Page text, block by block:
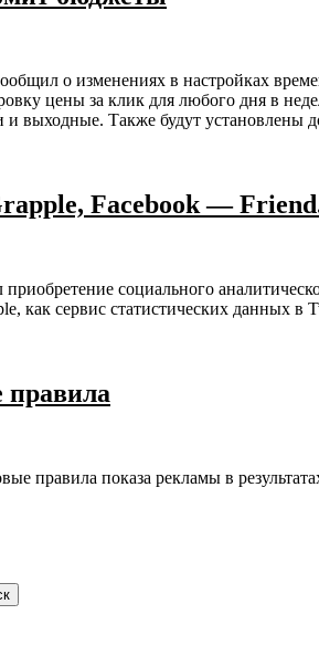
о изменениях в настройках
цены за клик для любого дня в
выходные. Также будут установлены
Facebook —
социального
как сервис статистических данных в
правила
правила показа рекламы в